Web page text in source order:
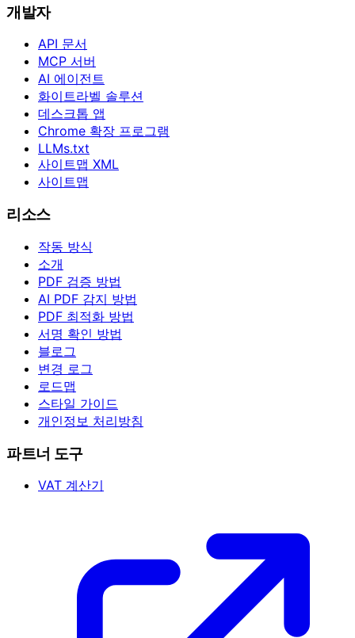
개발자
API 문서
MCP 서버
AI 에이전트
화이트라벨 솔루션
데스크톱 앱
Chrome 확장 프로그램
LLMs.txt
사이트맵 XML
사이트맵
리소스
작동 방식
소개
PDF 검증 방법
AI PDF 감지 방법
PDF 최적화 방법
서명 확인 방법
블로그
변경 로그
로드맵
스타일 가이드
개인정보 처리방침
파트너 도구
VAT 계산기